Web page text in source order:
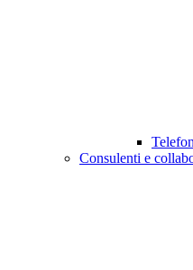
Consulenti e